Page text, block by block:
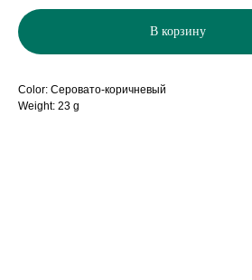
В корзину
Color: Серовато-коричневый
Weight: 23 g